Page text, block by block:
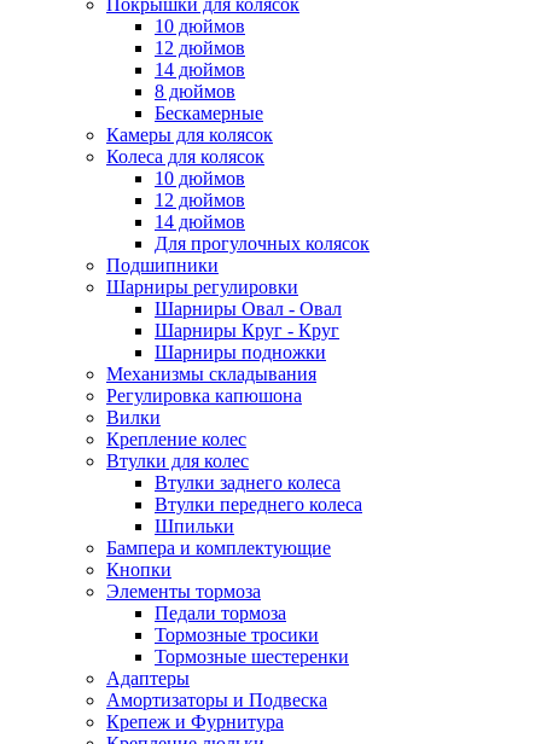
Покрышки для колясок
10 дюймов
12 дюймов
14 дюймов
8 дюймов
Бескамерные
Камеры для колясок
Колеса для колясок
10 дюймов
12 дюймов
14 дюймов
Для прогулочных колясок
Подшипники
Шарниры регулировки
Шарниры Овал - Овал
Шарниры Круг - Круг
Шарниры подножки
Механизмы складывания
Регулировка капюшона
Вилки
Крепление колес
Втулки для колес
Втулки заднего колеса
Втулки переднего колеса
Шпильки
Бампера и комплектующие
Кнопки
Элементы тормоза
Педали тормоза
Тормозные тросики
Тормозные шестеренки
Адаптеры
Амортизаторы и Подвеска
Крепеж и Фурнитура